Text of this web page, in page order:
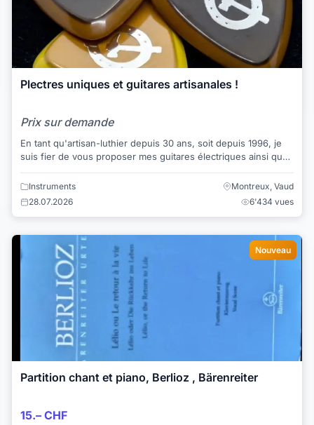
Plectres uniques et guitares artisanales !
Prix sur demande
En tant qu'artisan-luthier depuis 30 ans, soit depuis 1996, je
suis fier de vous proposer mes guitares électriques ainsi que
Instruments
Montreux, Vaud
28.07.2026
6'434 vues
Nouveau
Partition chant et piano, Berlioz , Bärenreiter
15.– CHF